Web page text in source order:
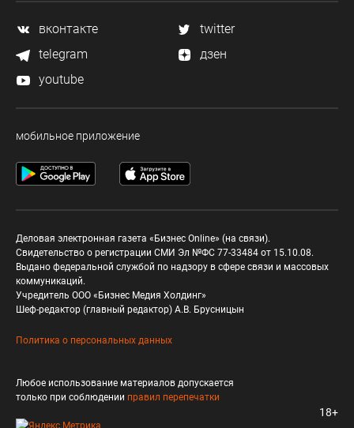
вконтакте
twitter
telegram
дзен
youtube
мобильное приложение
Деловая электронная газета «Бизнес Online» (на связи).
Свидетельство о регистрации СМИ Эл №ФС 77-33484 от 15.10.08.
Выдано федеральной службой по надзору в сфере связи и массовых
коммуникаций.
Учредитель ООО «Бизнес Медия Холдинг»
Шеф-редактор (главный редактор) А.В. Брусницын
Политика о персональных данных
Любое использование материалов допускается
только при соблюдении правил перепечатки
18+